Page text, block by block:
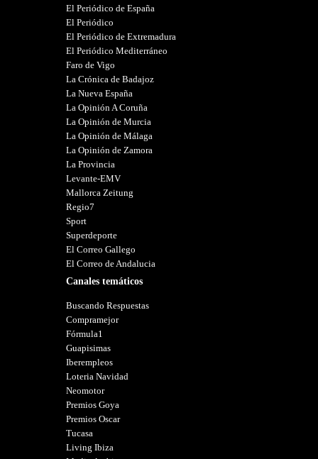
El Periódico de España
El Periódico
El Periódico de Extremadura
El Periódico Mediterráneo
Faro de Vigo
La Crónica de Badajoz
La Nueva España
La Opinión A Coruña
La Opinión de Murcia
La Opinión de Málaga
La Opinión de Zamora
La Provincia
Levante-EMV
Mallorca Zeitung
Regio7
Sport
Superdeporte
El Correo Gallego
El Correo de Andalucia
Canales temáticos
Buscando Respuestas
Compramejor
Fórmula1
Guapisimas
Iberempleos
Loteria Navidad
Neomotor
Premios Goya
Premios Oscar
Tucasa
Living Ibiza